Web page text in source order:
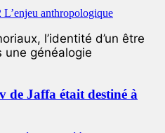
l’identité d’un être
une généalogie
de Jaffa était destiné à